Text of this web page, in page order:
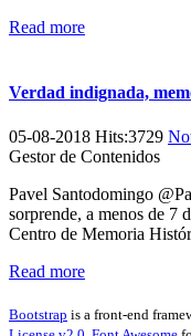
Read more
Verdad indignada,
05-08-2018 Hits:3729
Gestor de Contenidos
Pavel Santodomingo
sorprende, a menos de 7
Centro de Memoria
Read more
Bootstrap is a front-end